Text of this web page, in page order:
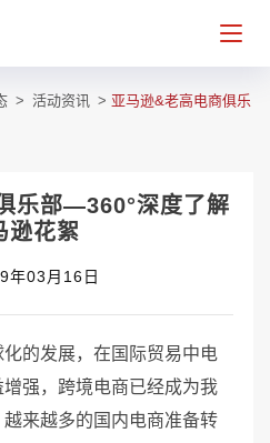
> 活动资讯 > 亚马逊&老高电商俱乐
乐部—360°深度了解
逊花絮
年03月16日
的发展，在国际贸易中电
强，跨境电商已经成为我
来越多的国内电商准备转